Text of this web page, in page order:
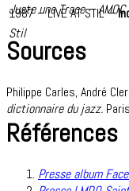
Juste une Trace –
1987 – LIVE AT STIL –
Stil
Sources
Philippe Carles, André
dictionnaire du jazz.
Références
Presse album